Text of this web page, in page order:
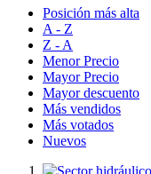
Posición más alta
A - Z
Z - A
Menor Precio
Mayor Precio
Mayor descuento
Más vendidos
Más votados
Nuevos